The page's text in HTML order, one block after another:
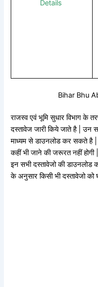
Details
Bihar Bhu
राजस्व एवं भूमि सुधार विभाग के
दस्तावेज जारी किये जाते है |
माध्यम से डाउनलोड कर सकते है
कहीं भी जाने की जरूरत नहीं
इन सभी दस्तावेजो की
के अनुसार किसी भी दस्तावेजो